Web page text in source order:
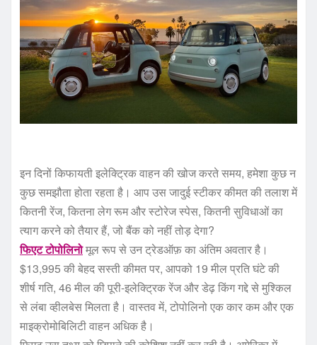
इन दिनों किफायती इलेक्ट्रिक वाहन की खोज करते समय, हमेशा कुछ न
कुछ समझौता होता रहता है। आप उस जादुई स्टीकर कीमत की तलाश में
कितनी रेंज, कितना लेग रूम और स्टोरेज स्पेस, कितनी सुविधाओं का
त्याग करने को तैयार हैं, जो बैंक को नहीं तोड़ देगा?
फिएट टोपोलिनोमूल रूप से उन ट्रेडऑफ़ का अंतिम अवतार है।
$13,995 की बेहद सस्ती कीमत पर, आपको 19 मील प्रति घंटे की
शीर्ष गति, 46 मील की पूरी-इलेक्ट्रिक रेंज और डेढ़ किंग गद्दे से मुश्किल
से लंबा व्हीलबेस मिलता है। वास्तव में, टोपोलिनो एक कार कम और एक
माइक्रोमोबिलिटी वाहन अधिक है।